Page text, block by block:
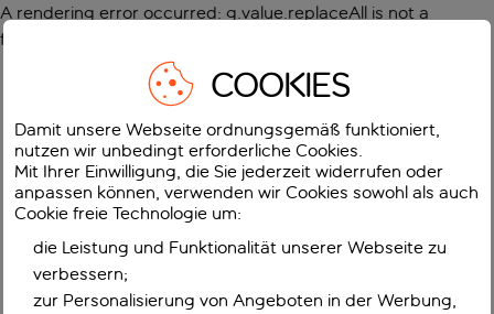
A rendering error occurred: g.value.replaceAll is not a
function
COOKIES
Damit unsere Webseite ordnungsgemäß funktioniert,
nutzen wir unbedingt erforderliche Cookies.
Mit Ihrer Einwilligung, die Sie jederzeit widerrufen oder
anpassen können, verwenden wir Cookies sowohl als auch
Cookie freie Technologie um:
die Leistung und Funktionalität unserer Webseite zu
verbessern;
zur Personalisierung von Angeboten in der Werbung,